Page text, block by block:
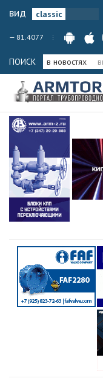
вид
— 81.4077
ПОИСК в новостях